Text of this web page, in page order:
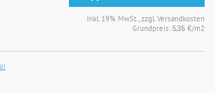
Inkl. 19% MwSt., zzgl. Versandkosten
Grundpreis: 5,36 €/m2